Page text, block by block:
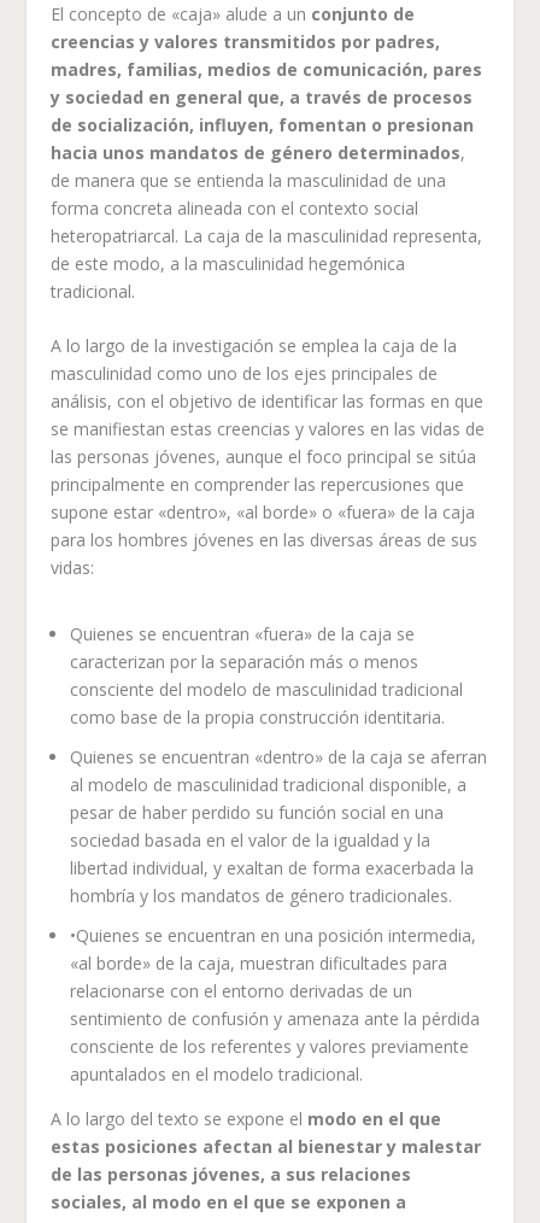
El concepto de «caja» alude a un conjunto de
creencias y valores transmitidos por padres,
madres, familias, medios de comunicación, pares
y sociedad en general que, a través de procesos
de socialización, influyen, fomentan o presionan
hacia unos mandatos de género determinados,
de manera que se entienda la masculinidad de una
forma concreta alineada con el contexto social
heteropatriarcal. La caja de la masculinidad representa,
de este modo, a la masculinidad hegemónica
tradicional.
A lo largo de la investigación se emplea la caja de la
masculinidad como uno de los ejes principales de
análisis, con el objetivo de identificar las formas en que
se manifiestan estas creencias y valores en las vidas de
las personas jóvenes, aunque el foco principal se sitúa
principalmente en comprender las repercusiones que
supone estar «dentro», «al borde» o «fuera» de la caja
para los hombres jóvenes en las diversas áreas de sus
vidas:
Quienes se encuentran «fuera» de la caja se
caracterizan por la separación más o menos
consciente del modelo de masculinidad tradicional
como base de la propia construcción identitaria.
Quienes se encuentran «dentro» de la caja se aferran
al modelo de masculinidad tradicional disponible, a
pesar de haber perdido su función social en una
sociedad basada en el valor de la igualdad y la
libertad individual, y exaltan de forma exacerbada la
hombría y los mandatos de género tradicionales.
•Quienes se encuentran en una posición intermedia,
«al borde» de la caja, muestran dificultades para
relacionarse con el entorno derivadas de un
sentimiento de confusión y amenaza ante la pérdida
consciente de los referentes y valores previamente
apuntalados en el modelo tradicional.
A lo largo del texto se expone el modo en el que
estas posiciones afectan al bienestar y malestar
de las personas jóvenes, a sus relaciones
sociales, al modo en el que se exponen a